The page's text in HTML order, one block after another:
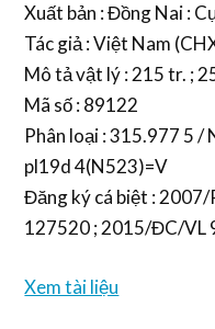
Xuất bản : Đồng Nai :
Tác giả : Việt Nam
Mô tả vật lý : 215 tr. ;
Mã số : 89122
Phân loại : 315.977 5 /
pl19d 4(N523)=V
Đăng ký cá biệt :
127520 ; 2015/ĐC/VL
Xem tài liệu